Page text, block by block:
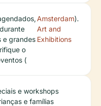
e grandes
o
(
Amsterdam
Art and
Exhibitions
).
e workshops
e famílias